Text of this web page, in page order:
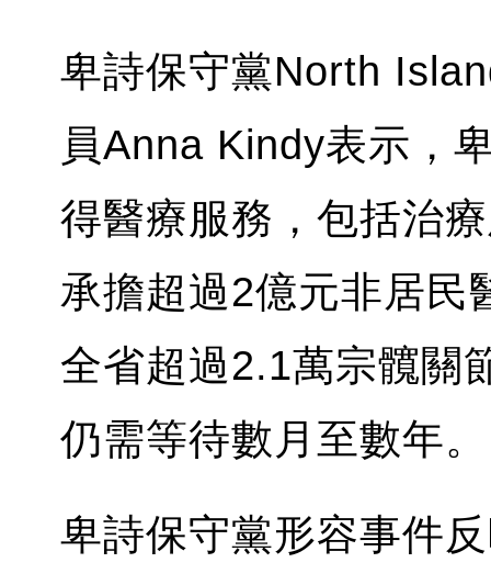
卑詩保守黨North
員Anna Kindy表示，
得醫療服務，包括治
承擔超過2億元非居民
全省超過2.1萬宗髖關
仍需等待數月至數年。
卑詩保守黨形容事件